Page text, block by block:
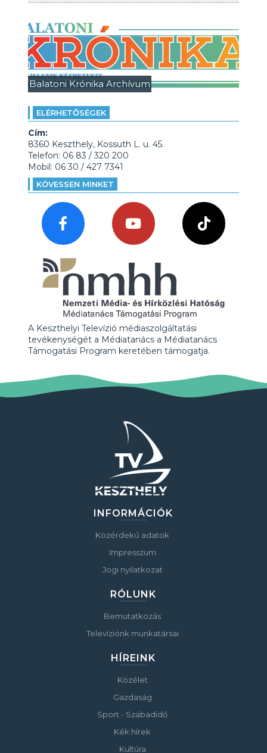
Balatoni Krónika Archívum
ELÉRHETŐSÉGEK
Cím:
8360 Keszthely, Kossuth L. u. 45.
Telefon: 06 83 / 320 200
Mobil: 06 30 / 427 7341
KÖVESSEN MINKET
A Keszthelyi Televízió médiaszolgáltatási
tevékenységét a Médiatanács a Médiatanács
Támogatási Program keretében támogatja.
INFORMÁCIÓK
Közérdekű adatok
Impresszum
Jogi nyilatkozat
RÓLUNK
Bemutatkozás
Televíziónk munkatársai
HÍREINK
Közélet
Gazdaság
Sport - Szabadidő
Kék hírek
Kultúra